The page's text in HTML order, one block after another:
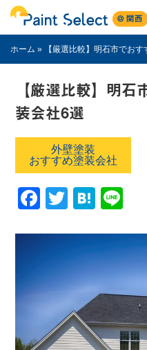
ホーム » 【厳選比較】明石市でお
【厳選比較】明
装会社6選
外壁塗装
おすすめ塗装会社
Facebook
Twitter